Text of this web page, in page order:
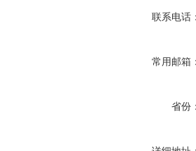
联系电话
常用邮箱
省份